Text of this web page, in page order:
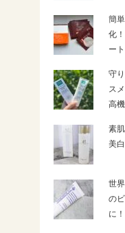
簡
化
ー
守
ス
高
素
美
世
の
に！